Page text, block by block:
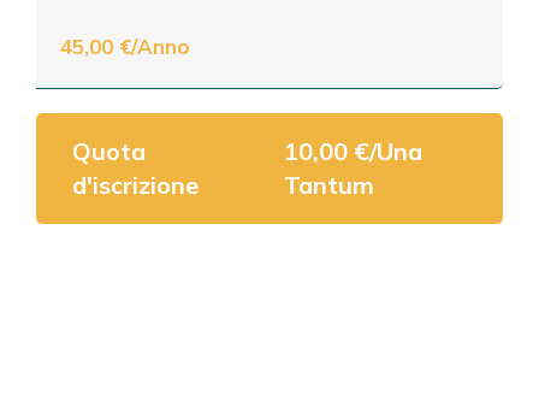
45,00 €/Anno
Quota
d'iscrizione
10,00 €/Una
Tantum